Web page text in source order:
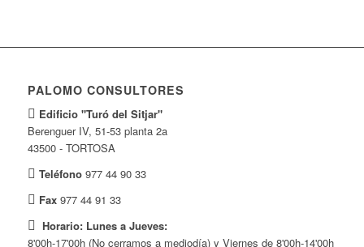
PALOMO CONSULTORES
Edificio "Turó del Sitjar"
Berenguer IV, 51-53 planta 2a
43500 - TORTOSA
Teléfono977 44 90 33
Fax977 44 91 33
Horario: Lunes a Jueves:
8'00h-17'00h (No cerramos a mediodía) y Viernes de 8'00h-14'00h